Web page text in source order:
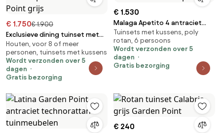
€ 1.750€ 1.900
Exclusieve dining tuinset met
grote tafel Córdoba voor 10
personen Garden Point grijs
Houten, voor 8 of meer
personen, tuinsets met kussens
Wordt verzonden over 5
dagen
Gratis bezorging
€ 1.530
Malaga Apetito 4 antraciet
technorattan set met Garden
Point poefs
Tuinsets met kussens, poly
rotan, 6 persoons
Wordt verzonden over 5
dagen
Gratis bezorging
€ 240